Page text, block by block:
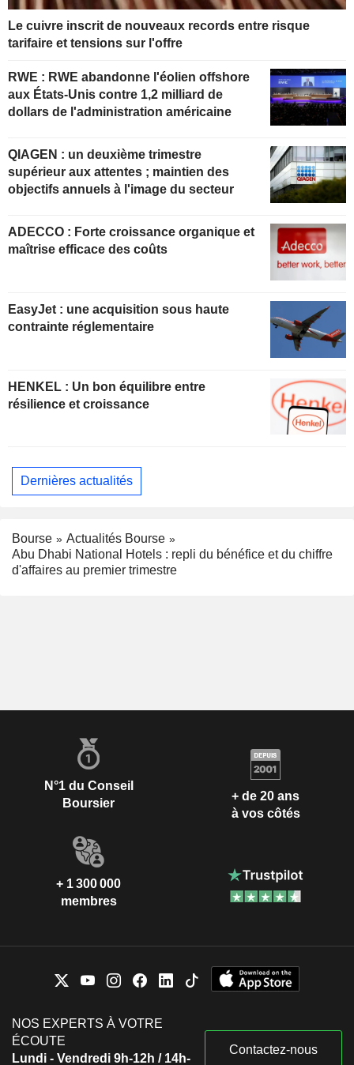
Le cuivre inscrit de nouveaux records entre risque
tarifaire et tensions sur l'offre
RWE : RWE abandonne l'éolien offshore
aux États-Unis contre 1,2 milliard de
dollars de l'administration américaine
QIAGEN : un deuxième trimestre
supérieur aux attentes ; maintien des
objectifs annuels à l'image du secteur
ADECCO : Forte croissance organique et
maîtrise efficace des coûts
EasyJet : une acquisition sous haute
contrainte réglementaire
HENKEL : Un bon équilibre entre
résilience et croissance
Dernières actualités
Bourse
Actualités Bourse
Abu Dhabi National Hotels : repli du bénéfice et du chiffre
d'affaires au premier trimestre
N°1 du Conseil
Boursier
+ de 20 ans
à vos côtés
+ 1 300 000
membres
NOS EXPERTS À VOTRE
ÉCOUTE
Lundi - Vendredi 9h-12h / 14h-
Contactez-nous